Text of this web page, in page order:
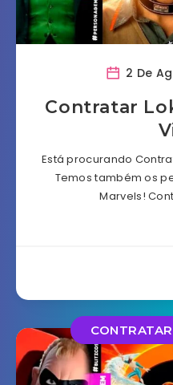
2 De
Contratar
Está procurando
Temos também os
Marvels!
CONTRATAR